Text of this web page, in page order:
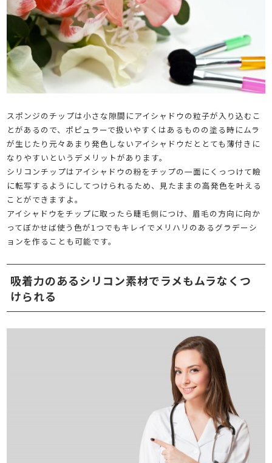
スポンジのチップは小さな隙間にアイシャドウの粒子が入り込むこ
とがあるので、ポピュラーで扱いやすくはあるものの塗る時にムラ
が生じたり元々あまり発色しないアイシャドウだととても薄付きに
なりやすいというデメリットがあります。
シリコンチップはアイシャドウの粉をチップの一面にくっつけて瞼
に転写するようにしてつけられるため、見たままの高発色を叶える
ことができますよ。
アイシャドウをチップに取ったら睫毛側につけ、眉毛の方向に向か
ってぼかせば使う色が1つでもキレイでメリハリのあるグラデーシ
ョンを作ることも可能です。
吸着力のあるシリコン素材でラメもムラなくつ
けられる